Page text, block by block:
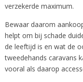
verzekerde maximum.
Bewaar daarom
helpt om bij schade
de leeftijd is en wat de
tweedehands caravans
vooral als daarop